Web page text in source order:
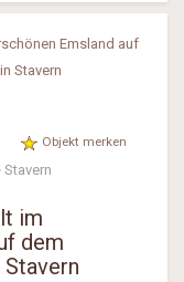
Objekt merken
im
dem